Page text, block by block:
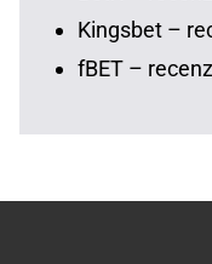
Kingsbet –
fBET –